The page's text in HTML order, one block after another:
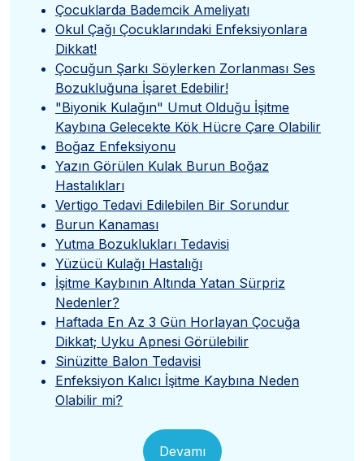
Çocuklarda Bademcik Ameliyatı
Okul Çağı Çocuklarındaki Enfeksiyonlara
Dikkat!
Çocuğun Şarkı Söylerken Zorlanması Ses
Bozukluğuna İşaret Edebilir!
"Biyonik Kulağın" Umut Olduğu İşitme
Kaybına Gelecekte Kök Hücre Çare Olabilir
Boğaz Enfeksiyonu
Yazın Görülen Kulak Burun Boğaz
Hastalıkları
Vertigo Tedavi Edilebilen Bir Sorundur
Burun Kanaması
Yutma Bozuklukları Tedavisi
Yüzücü Kulağı Hastalığı
İşitme Kaybının Altında Yatan Sürpriz
Nedenler?
Haftada En Az 3 Gün Horlayan Çocuğa
Dikkat; Uyku Apnesi Görülebilir
Sinüzitte Balon Tedavisi
Enfeksiyon Kalıcı İşitme Kaybına Neden
Olabilir mi?
Devamı